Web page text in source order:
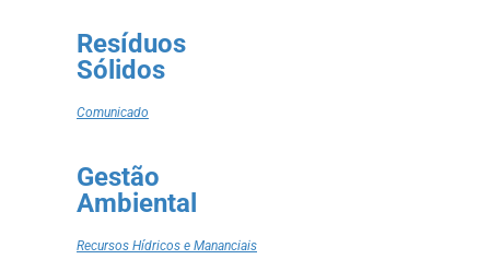
Resíduos
Sólidos
Comunicado
Gestão
Ambiental
Recursos Hídricos e Mananciais